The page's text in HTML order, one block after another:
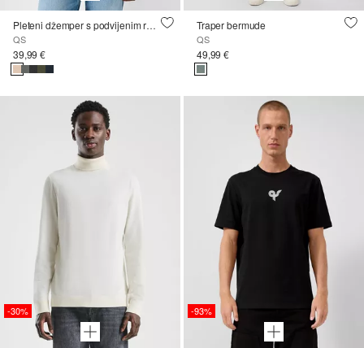
Pleteni džemper s podvijenim rubom, opranog na odjeći
QS
39,99 €
Traper bermude
QS
49,99 €
-30% -93%